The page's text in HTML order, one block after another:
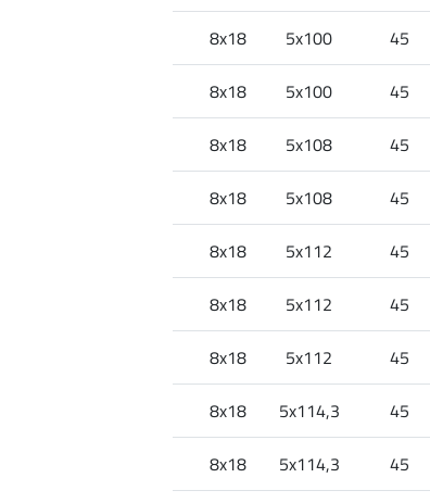
8x18 5x100 45
8x18 5x100 45
8x18 5x108 45
8x18 5x108 45
8x18 5x112 45
8x18 5x112 45
8x18 5x112 45
8x18 5x114,3 45
8x18 5x114,3 45